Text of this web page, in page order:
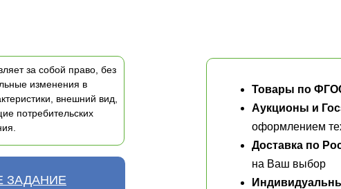
ЗАДАНИЕ
Товары по
Аукционы и
оформлением
Доставка по
на Ваш выбор
за собой право, без
изменения в
внешний вид,
потребительских